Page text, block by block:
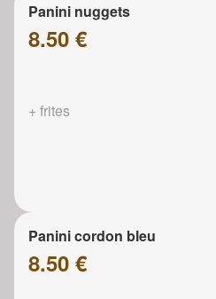
Panini nuggets
8.50 €
+ frites
Panini cordon bleu
8.50 €